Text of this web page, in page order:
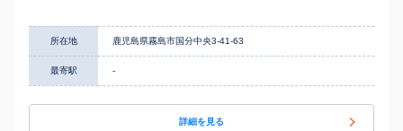
所在地 鹿児島県霧島市国分中央3-41-63
最寄駅 -
詳細を見る